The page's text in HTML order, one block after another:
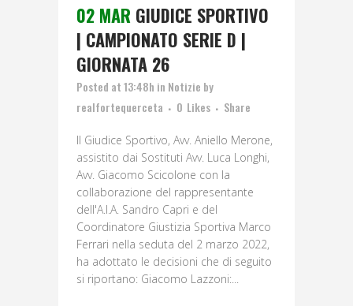
02 MAR GIUDICE SPORTIVO
| CAMPIONATO SERIE D |
GIORNATA 26
Posted at 13:48h in Notizie by
realfortequerceta
0 Likes Share
Il Giudice Sportivo, Avv. Aniello Merone,
assistito dai Sostituti Avv. Luca Longhi,
Avv. Giacomo Scicolone con la
collaborazione del rappresentante
dell'A.I.A. Sandro Capri e del
Coordinatore Giustizia Sportiva Marco
Ferrari nella seduta del 2 marzo 2022,
ha adottato le decisioni che di seguito
si riportano: Giacomo Lazzoni:...